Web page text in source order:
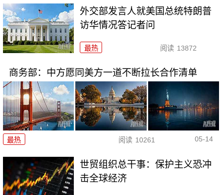
外交部发言人就美国总统特朗普
访华情况答记者问
最热 阅读 13872
商务部：中方愿同美方一道不断拉长合作清单
最热 阅读 10261 05-14
世贸组织总干事：保护主义恐冲
击全球经济